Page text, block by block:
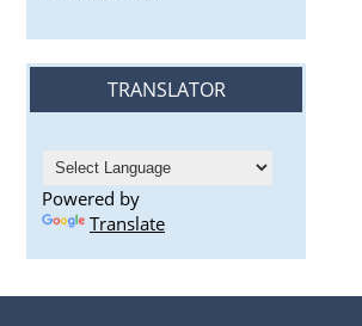
TRANSLATOR
Powered by
Translate